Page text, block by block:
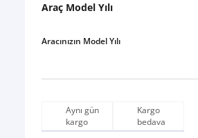
Araç Model Yılı
Aracınızın Model Yılı
Aynı gün
kargo
Kargo
bedava